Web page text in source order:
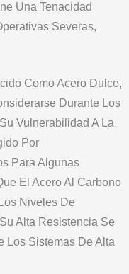
Una Tenacidad
Severas,
Como Acero Dulce,
Durante Los
Vulnerabilidad A La
Por
Para Algunas
El Acero Al Carbono
Niveles De
Alta Resistencia Se
Los Sistemas De Alta